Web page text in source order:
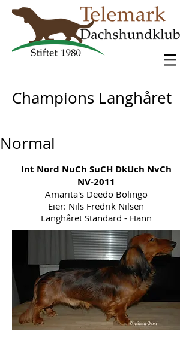
Champions Langhåret
Normal
Int Nord NuCh SuCH DkUch NvCh
NV-2011
Amarita's Deedo Bolingo
Eier: Nils Fredrik Nilsen
Langhåret Standard - Hann